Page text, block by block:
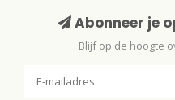
Abonneer je
Blijf op de hoogte